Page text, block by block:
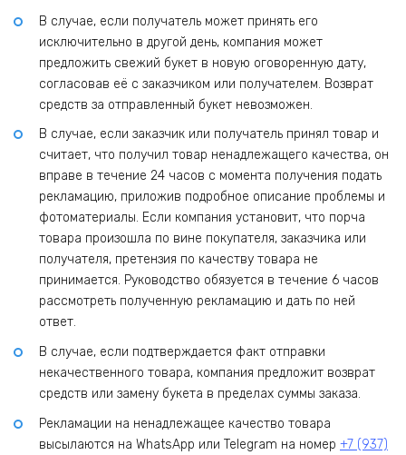
В случае, если получатель может принять его
исключительно в другой день, компания может
предложить свежий букет в новую оговоренную дату,
согласовав её с заказчиком или получателем. Возврат
средств за отправленный букет невозможен.
В случае, если заказчик или получатель принял товар и
считает, что получил товар ненадлежащего качества, он
вправе в течение 24 часов с момента получения подать
рекламацию, приложив подробное описание проблемы и
фотоматериалы. Если компания установит, что порча
товара произошла по вине покупателя, заказчика или
получателя, претензия по качеству товара не
принимается. Руководство обязуется в течение 6 часов
рассмотреть полученную рекламацию и дать по ней
ответ.
В случае, если подтверждается факт отправки
некачественного товара, компания предложит возврат
средств или замену букета в пределах суммы заказа.
Рекламации на ненадлежащее качество товара
высылаются на WhatsApp или Telegram на номер +7 (937)